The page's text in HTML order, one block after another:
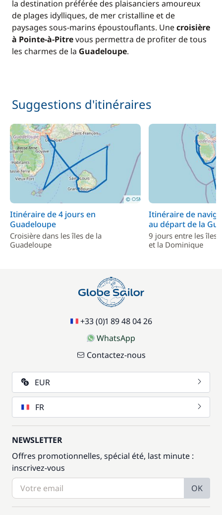
la destination préférée des plaisanciers amoureux
de plages idylliques, de mer cristalline et de
paysages sous-marins époustouflants. Unecroisière
à Pointe-à-Pitrevous permettra de profiter de tous
les charmes de la Guadeloupe.
Suggestions d'itinéraires
Itinéraire de 4 jours en
Guadeloupe
Croisière dans les îles de la
Guadeloupe
Itinéraire de
au départ de la
9 jours entre les îles
et la Dominique
+33 (0)1 89 48 04 26
WhatsApp
Contactez-nous
EUR
FR
NEWSLETTER
Offres promotionnelles, spécial été, last minute :
inscrivez-vous
OK